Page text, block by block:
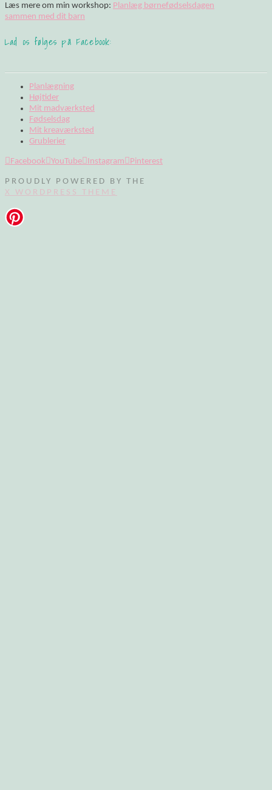
Læs mere om min workshop: Planlæg børnefødselsdagen
sammen med dit barn
Lad os følges på Facebook:
Planlægning
Højtider
Mit madværksted
Fødselsdag
Mit kreaværksted
Grublerier
Facebook YouTube Instagram Pinterest
PROUDLY POWERED BY THE
X WORDPRESS THEME